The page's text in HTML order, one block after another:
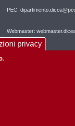
PEC:
Webmaster:
privacy